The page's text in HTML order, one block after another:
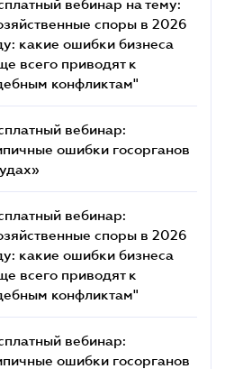
вебинар на тему:
споры в 2026
какие ошибки бизнеса
всего приводят к
конфликтам"
вебинар:
ошибки госорганов
вебинар:
споры в 2026
какие ошибки бизнеса
всего приводят к
конфликтам"
вебинар:
ошибки госорганов